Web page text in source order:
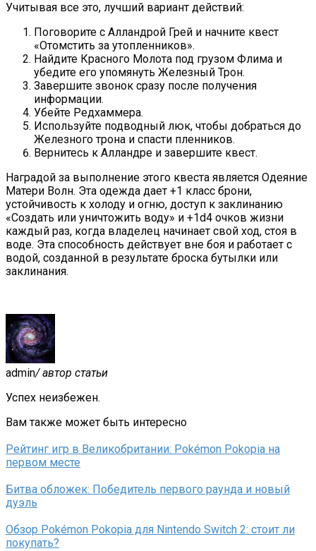
Учитывая все это, лучший вариант действий:
Поговорите с Алландрой Грей и начните квест
«Отомстить за утопленников».
Найдите Красного Молота под грузом Флима и
убедите его упомянуть Железный Трон.
Завершите звонок сразу после получения
информации.
Убейте Редхаммера.
Используйте подводный люк, чтобы добраться до
Железного трона и спасти пленников.
Вернитесь к Алландре и завершите квест.
Наградой за выполнение этого квеста является Одеяние
Матери Волн. Эта одежда дает +1 класс брони,
устойчивость к холоду и огню, доступ к заклинанию
«Создать или уничтожить воду» и +1d4 очков жизни
каждый раз, когда владелец начинает свой ход, стоя в
воде. Эта способность действует вне боя и работает с
водой, созданной в результате броска бутылки или
заклинания.
admin/ автор статьи
Успех неизбежен.
Вам также может быть интересно
Рейтинг игр в Великобритании: Pokémon Pokopia на
первом месте
Битва обложек: Победитель первого раунда и новый
дуэль
Обзор Pokémon Pokopia для Nintendo Switch 2: стоит ли
покупать?